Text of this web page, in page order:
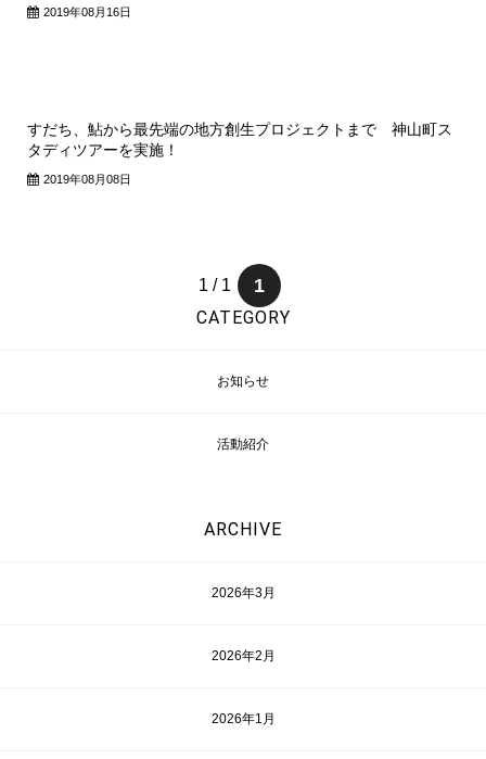
2019年08月16日
すだち、鮎から最先端の地方創生プロジェクトまで 神山町ス
タディツアーを実施！
2019年08月08日
1 / 1 1
CATEGORY
お知らせ
活動紹介
ARCHIVE
2026年3月
2026年2月
2026年1月